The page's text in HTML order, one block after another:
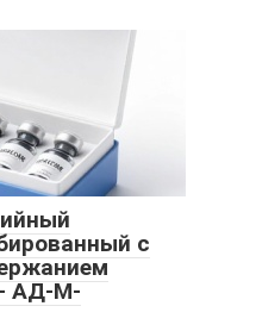
с
АД-М-